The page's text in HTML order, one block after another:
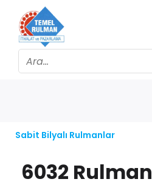
Sabit Bilyalı Rulmanlar
6032 Rulman